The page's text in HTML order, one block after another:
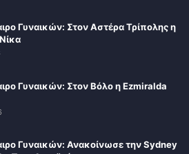
Γυναικών: Στον Αστέρα Τρίπολης η
Γυναικών: Στον Βόλο η Ezmiralda
Γυναικών: Ανακοίνωσε την Sydney